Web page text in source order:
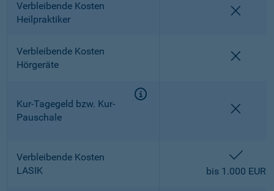
Verbleibende Kosten
Heilpraktiker
Verbleibende Kosten
Hörgeräte
Kur-Tagegeld bzw. Kur-
Pauschale
Verbleibende Kosten
LASIK
bis 1.000 EUR